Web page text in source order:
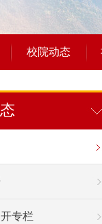
校院动态
专栏